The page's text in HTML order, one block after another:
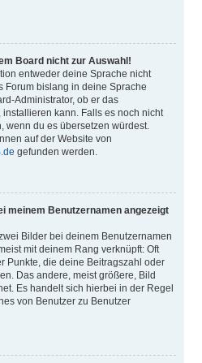
Board nicht zur Auswahl!
entweder deine Sprache nicht
Forum bislang in deine Sprache
Administrator, ob er das
kann. Falls es noch nicht
wenn du es übersetzen würdest.
auf der Website von
gefunden werden.
meinem Benutzernamen angezeigt
Bilder bei deinem Benutzernamen
mit deinem Rang verknüpft: Oft
Punkte, die deine Beitragszahl oder
Das andere, meist größere, Bild
Es handelt sich hierbei in der Regel
von Benutzer zu Benutzer